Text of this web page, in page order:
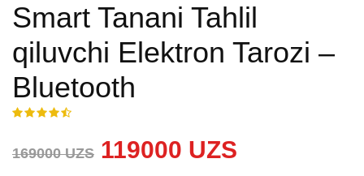
Smart Tanani Tahlil
qiluvchi Elektron Tarozi –
Bluetooth
169000 UZS 119000 UZS